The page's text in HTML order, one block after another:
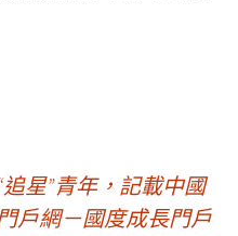
星”青年，記載中國
戶網－國度成長門戶